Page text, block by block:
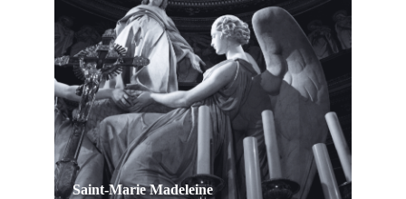
Saint-Marie Madeleine